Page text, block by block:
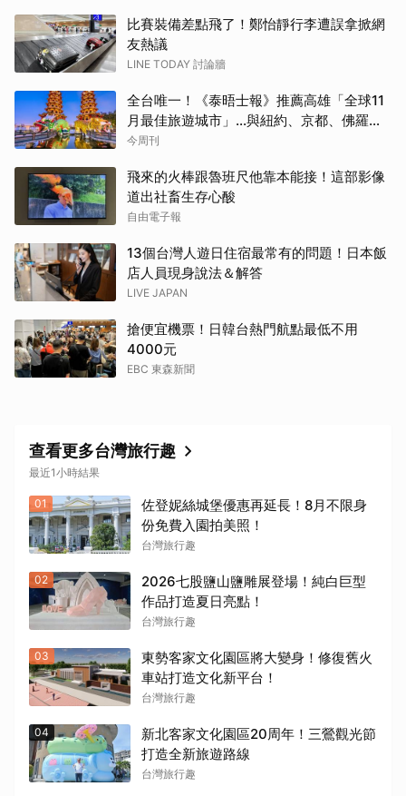
比賽裝備差點飛了！鄭怡靜行李遭誤拿掀網
友熱議
LINE TODAY 討論牆
全台唯一！《泰晤士報》推薦高雄「全球11
月最佳旅遊城市」…與紐約、京都、佛羅倫
斯共同入榜，理由曝光
今周刊
飛來的火棒跟魯班尺他靠本能接！這部影像
道出社畜生存心酸
自由電子報
13個台灣人遊日住宿最常有的問題！日本飯
店人員現身說法＆解答
LIVE JAPAN
搶便宜機票！日韓台熱門航點最低不用
4000元
EBC 東森新聞
查看更多台灣旅行趣
最近1小時結果
01
佐登妮絲城堡優惠再延長！8月不限身
份免費入園拍美照！
台灣旅行趣
02
2026七股鹽山鹽雕展登場！純白巨型
作品打造夏日亮點！
台灣旅行趣
03
東勢客家文化園區將大變身！修復舊火
車站打造文化新平台！
台灣旅行趣
04
新北客家文化園區20周年！三鶯觀光節
打造全新旅遊路線
台灣旅行趣